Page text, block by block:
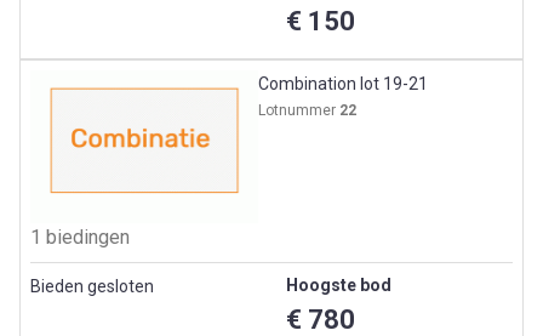
€ 150
Combination lot 19-21
Lotnummer 22
1 biedingen
Bieden gesloten Hoogste bod
€ 780